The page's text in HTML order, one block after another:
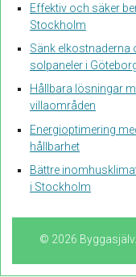
Effektiv och säker
Stockholm
Sänk
solpaneler i
Hållbara lösningar
villaområden
Energioptimering
hållbarhet
Bättre
i Stockholm
© 2026